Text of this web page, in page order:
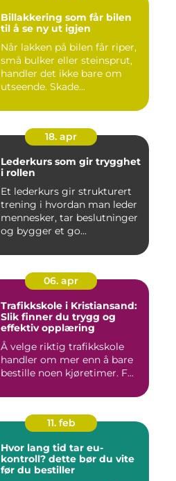
Billakkering som får bilen
til å se ny ut igjen
Når lakken på bilen får riper,
små bulker eller steinsprut,
handler det ikke bare om
utseende. Skade...
18. apr
Lederkurs som gir trygghet
i rollen
Et lederkurs gir strukturert
trening i hvordan man leder
mennesker, tar beslutninger
og bygger et go...
06. apr
Trafikkskole i Kristiansand:
Slik finner du trygg og
effektiv opplæring
Å velge riktig trafikkskole
handler om mer enn å bare
bestille noen kjøretimer. F...
11. feb
Hvor lang tid tar eu-
kontroll? dette bør du vite
før du bestiller